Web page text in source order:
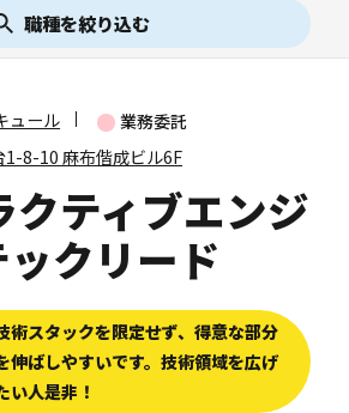
職種を絞り込む
ュール
業務委託
1-8-10 麻布偕成ビル6F
クティブエンジ
クリード
術スタックを限定せず、得意な部分
伸ばしやすいです。技術領域を広げ
い人是非！